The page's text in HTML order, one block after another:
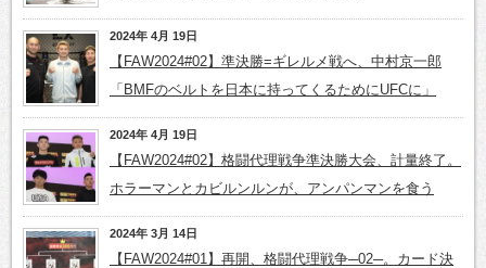
2024年 4月 19日
【FAW2024#02】準決勝=ギレルメ戦へ、中村京一郎
「BMFのベルトを日本に持ってくるためにUFCに」
2024年 4月 19日
【FAW2024#02】格闘代理戦争準決勝大会、計量終了。
ホラーマンとカビルンルンが、アンパンマンを食う
2024年 3月 14日
【FAW2024#01】再開、格闘代理戦争─02─。カード決